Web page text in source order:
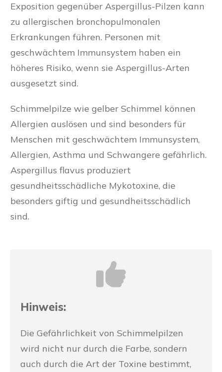
Exposition gegenüber Aspergillus-Pilzen kann
zu allergischen bronchopulmonalen
Erkrankungen führen. Personen mit
geschwächtem Immunsystem haben ein
höheres Risiko, wenn sie Aspergillus-Arten
ausgesetzt sind.
Schimmelpilze wie gelber Schimmel können
Allergien auslösen und sind besonders für
Menschen mit geschwächtem Immunsystem,
Allergien, Asthma und Schwangere gefährlich.
Aspergillus flavus produziert
gesundheitsschädliche Mykotoxine, die
besonders giftig und gesundheitsschädlich
sind.
Hinweis:
Die Gefährlichkeit von Schimmelpilzen
wird nicht nur durch die Farbe, sondern
auch durch die Art der Toxine bestimmt,